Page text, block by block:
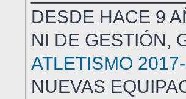
DESDE HACE 9
NI DE GESTIÓN,
ATLETISMO
NUEVAS